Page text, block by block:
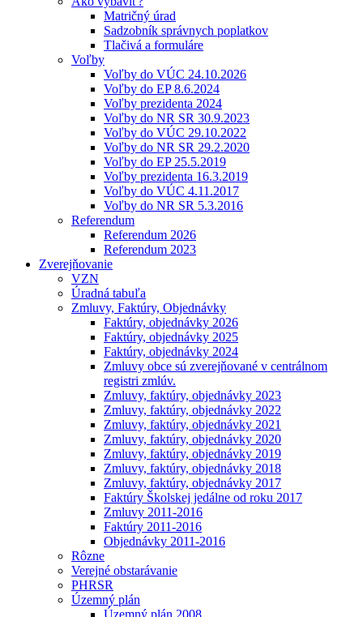
Matričný úrad
Sadzobník správnych poplatkov
Tlačivá a formuláre
Voľby
Voľby do VÚC 24.10.2026
Voľby do EP 8.6.2024
Voľby prezidenta 2024
Voľby do NR SR 30.9.2023
Voľby do VÚC 29.10.2022
Voľby do NR SR 29.2.2020
Voľby do EP 25.5.2019
Voľby prezidenta 16.3.2019
Voľby do VÚC 4.11.2017
Voľby do NR SR 5.3.2016
Referendum
Referendum 2026
Referendum 2023
Zverejňovanie
VZN
Úradná tabuľa
Zmluvy, Faktúry, Objednávky
Faktúry, objednávky 2026
Faktúry, objednávky 2025
Faktúry, objednávky 2024
Zmluvy obce sú zverejňované v centrálnom
registri zmlúv.
Zmluvy, faktúry, objednávky 2023
Zmluvy, faktúry, objednávky 2022
Zmluvy, faktúry, objednávky 2021
Zmluvy, faktúry, objednávky 2020
Zmluvy, faktúry, objednávky 2019
Zmluvy, faktúry, objednávky 2018
Zmluvy, faktúry, objednávky 2017
Faktúry Školskej jedálne od roku 2017
Zmluvy 2011-2016
Faktúry 2011-2016
Objednávky 2011-2016
Rôzne
Verejné obstarávanie
PHRSR
Územný plán
Územný plán 2008